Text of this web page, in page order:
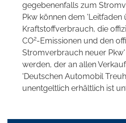
gegebenenfalls zum
Pkw können dem 'Leitfaden
Kraftstoffverbrauch, die
CO2-Emissionen und den
Stromverbrauch neuer
werden, der an allen
'Deutschen Automobil
unentgeltlich erhältlich ist